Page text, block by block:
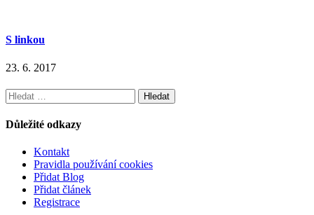
S linkou
23. 6. 2017
Vyhledávání
Důležité odkazy
Kontakt
Pravidla používání cookies
Přidat Blog
Přidat článek
Registrace